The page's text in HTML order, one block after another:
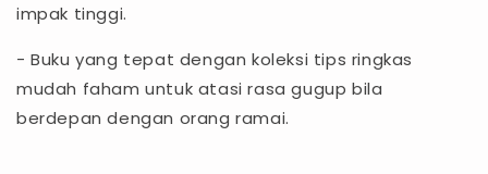
impak tinggi.
- Buku yang tepat dengan koleksi tips ringkas
mudah faham untuk atasi rasa gugup bila
berdepan dengan orang ramai.